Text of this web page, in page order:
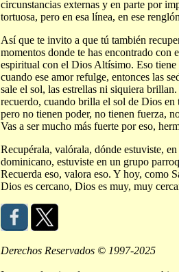
circunstancias externas y en parte por
tortuosa, pero en esa línea, en ese
Así que te invito a que tú también
momentos donde te has encontrado con
espiritual con el Dios Altísimo. Eso
cuando ese amor refulge, entonces las
sale el sol, las estrellas ni siquiera
recuerdo, cuando brilla el sol de Dios en
pero no tienen poder, no tienen fuerza,
Vas a ser mucho más fuerte por eso,
Recupérala, valórala, dónde estuviste,
dominicano, estuviste en un grupo
Recuerda eso, valora eso. Y hoy, como
Dios es cercano, Dios es muy, muy
Derechos Reservados © 1997-2025